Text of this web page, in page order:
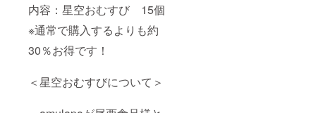
内容：星空おむすび 15個
※通常で購入するよりも約
30％お得です！
＜星空おむすびについて＞